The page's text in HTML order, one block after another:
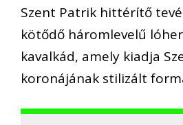
Szent Patrik hittérítő
kötődő háromlevelű
kavalkád, amely kiadja
koronájának stilizált